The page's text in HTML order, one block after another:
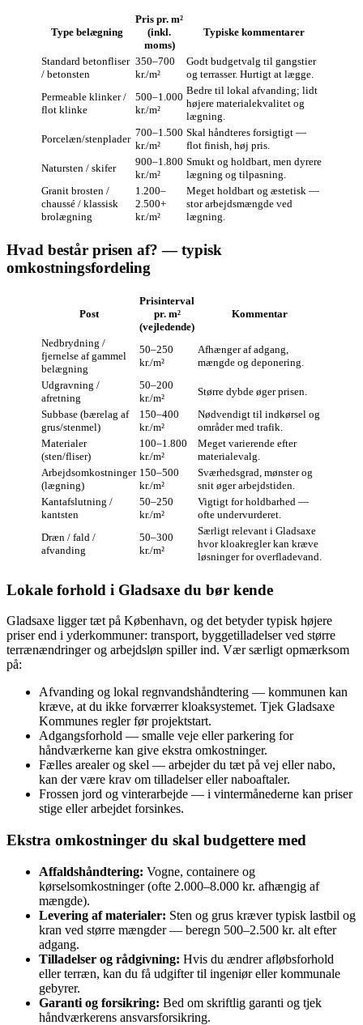
Type belægning
Pris pr. m²
(inkl.
moms)
Typiske kommentarer
Standard betonfliser
/ betonsten
350–700
kr./m²
Godt budgetvalg til gangstier
og terrasser. Hurtigt at lægge.
Permeable klinker /
flot klinke
500–1.000
kr./m²
Bedre til lokal afvanding; lidt
højere materialekvalitet og
lægning.
Porcelæn/stenplader
700–1.500
kr./m²
Skal håndteres forsigtigt —
flot finish, høj pris.
Natursten / skifer
900–1.800
kr./m²
Smukt og holdbart, men dyrere
lægning og tilpasning.
Granit brosten /
chaussé / klassisk
brolægning
1.200–
2.500+
kr./m²
Meget holdbart og æstetisk —
stor arbejdsmængde ved
lægning.
Hvad består prisen af? — typisk
omkostningsfordeling
Post
Prisinterval
pr. m²
(vejledende)
Kommentar
Nedbrydning /
fjernelse af gammel
belægning
50–250
kr./m²
Afhænger af adgang,
mængde og deponering.
Udgravning /
afretning
50–200
kr./m²
Større dybde øger prisen.
Subbase (bærelag af
grus/stenmel)
150–400
kr./m²
Nødvendigt til indkørsel og
områder med trafik.
Materialer
(sten/fliser)
100–1.800
kr./m²
Meget varierende efter
materialevalg.
Arbejdsomkostninger
(lægning)
150–500
kr./m²
Sværhedsgrad, mønster og
snit øger arbejdstiden.
Kantafslutning /
kantsten
50–250
kr./m²
Vigtigt for holdbarhed —
ofte undervurderet.
Dræn / fald /
afvanding
50–300
kr./m²
Særligt relevant i Gladsaxe
hvor kloakregler kan kræve
løsninger for overfladevand.
Lokale forhold i Gladsaxe du bør kende
Gladsaxe ligger tæt på København, og det betyder typisk højere
priser end i yderkommuner: transport, byggetilladelser ved større
terrænændringer og arbejdsløn spiller ind. Vær særligt opmærksom
på:
Afvanding og lokal regnvandshåndtering — kommunen kan
kræve, at du ikke forværrer kloaksystemet. Tjek Gladsaxe
Kommunes regler før projektstart.
Adgangsforhold — smalle veje eller parkering for
håndværkerne kan give ekstra omkostninger.
Fælles arealer og skel — arbejder du tæt på vej eller nabo,
kan der være krav om tilladelser eller naboaftaler.
Frossen jord og vinterarbejde — i vintermånederne kan priser
stige eller arbejdet forsinkes.
Ekstra omkostninger du skal budgettere med
Affaldshåndtering: Vogne, containere og
kørselsomkostninger (ofte 2.000–8.000 kr. afhængig af
mængde).
Levering af materialer: Sten og grus kræver typisk lastbil og
kran ved større mængder — beregn 500–2.500 kr. alt efter
adgang.
Tilladelser og rådgivning: Hvis du ændrer afløbsforhold
eller terræn, kan du få udgifter til ingeniør eller kommunale
gebyrer.
Garanti og forsikring: Bed om skriftlig garanti og tjek
håndværkerens ansvarsforsikring.